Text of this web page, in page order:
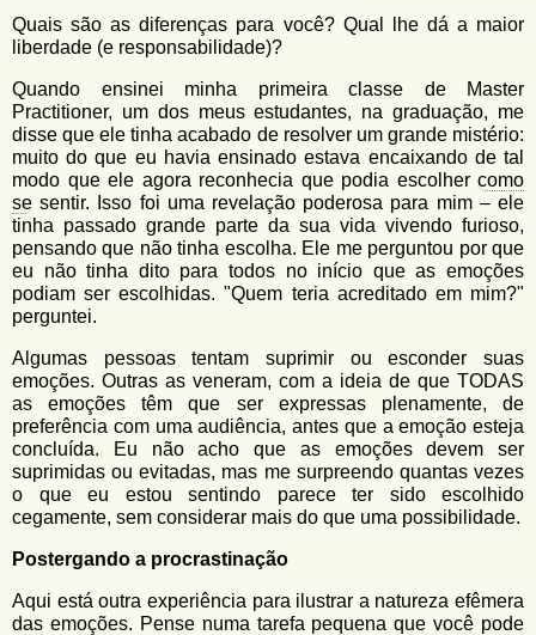
Quais são as diferenças para você? Qual lhe dá a maior
liberdade (e responsabilidade)?
Quando ensinei minha primeira classe de Master
Practitioner, um dos meus estudantes, na graduação, me
disse que ele tinha acabado de resolver um grande mistério:
muito do que eu havia ensinado estava encaixando de tal
modo que ele agora reconhecia que podia escolher como
se sentir. Isso foi uma revelação poderosa para mim – ele
tinha passado grande parte da sua vida vivendo furioso,
pensando que não tinha escolha. Ele me perguntou por que
eu não tinha dito para todos no início que as emoções
podiam ser escolhidas. "Quem teria acreditado em mim?"
perguntei.
Algumas pessoas tentam suprimir ou esconder suas
emoções. Outras as veneram, com a ideia de que TODAS
as emoções têm que ser expressas plenamente, de
preferência com uma audiência, antes que a emoção esteja
concluída. Eu não acho que as emoções devem ser
suprimidas ou evitadas, mas me surpreendo quantas vezes
o que eu estou sentindo parece ter sido escolhido
cegamente, sem considerar mais do que uma possibilidade.
Postergando a procrastinação
Aqui está outra experiência para ilustrar a natureza efêmera
das emoções. Pense numa tarefa pequena que você pode